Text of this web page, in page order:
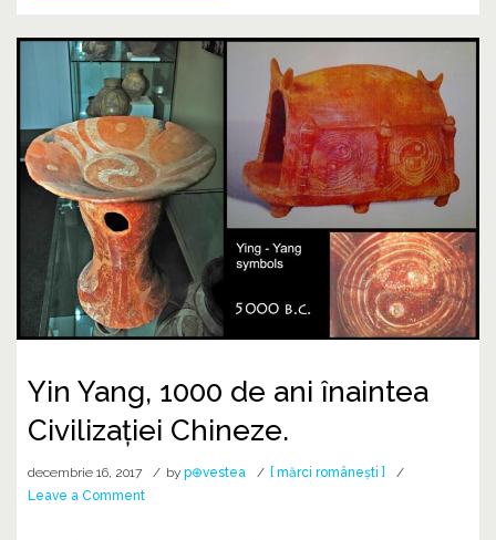
Yin Yang, 1000 de ani înaintea
Civilizației Chineze.
decembrie 16, 2017 by p⊕vestea
[ mărci românești ]
Leave a Commenton